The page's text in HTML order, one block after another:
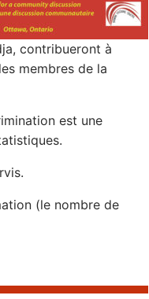
contribueront à
membres de la
est une
(le nombre de